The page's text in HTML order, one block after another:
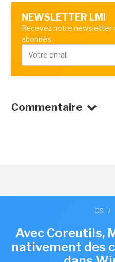
NEWSLETTER LMI
Recevez notre newsletter
abonnés
Commentaire
OS /
Avec Coreutils,
nativement des